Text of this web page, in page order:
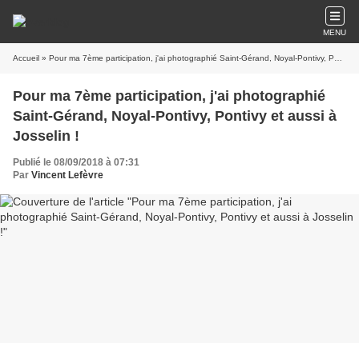
MENU
Accueil » Pour ma 7ème participation, j'ai photographié Saint-Gérand, Noyal-Pontivy, Pontivy et aussi à Josselin !
Pour ma 7ème participation, j'ai photographié
Saint-Gérand, Noyal-Pontivy, Pontivy et aussi à
Josselin !
Publié le 08/09/2018 à 07:31
Par Vincent Lefèvre